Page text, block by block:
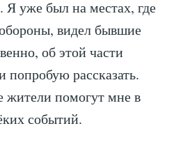
уже был на местах, где
видел бывшие
об этой части
попробую рассказать.
жители помогут мне в
событий.